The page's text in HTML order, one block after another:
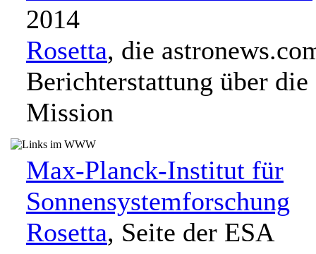
2014
Rosetta, die
Berichterstattung über die
Mission
Max-Planck-Institut für
Sonnensystemforschung
Rosetta, Seite der ESA